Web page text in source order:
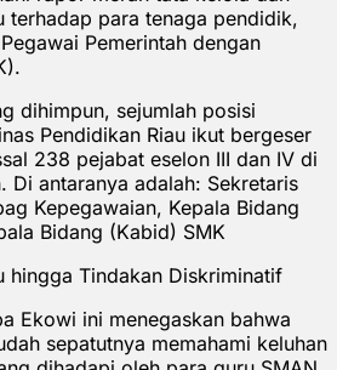
terhadap para tenaga pendidik,
Pemerintah dengan
dihimpun, sejumlah posisi
Pendidikan Riau ikut bergeser
238 pejabat eselon III dan IV di
Di antaranya adalah: Sekretaris
Kepegawaian, Kepala Bidang
Bidang (Kabid) SMK
hingga Tindakan Diskriminatif
Ekowi ini menegaskan bahwa
sepatutnya memahami keluhan